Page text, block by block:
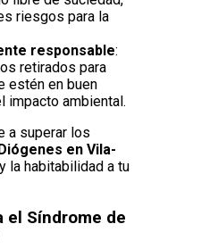
riesgos para la
responsable:
retirados para
estén en buen
impacto ambiental.
a superar los
en Vila-
la habitabilidad a tu
el Síndrome de